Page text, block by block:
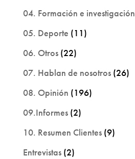
04. Formación e investigación
05. Deporte (11)
06. Otros(22)
07. Hablan de nosotros(26)
08. Opinión (196)
09.Informes(2)
10. Resumen Clientes(9)
Entrevistas(2)